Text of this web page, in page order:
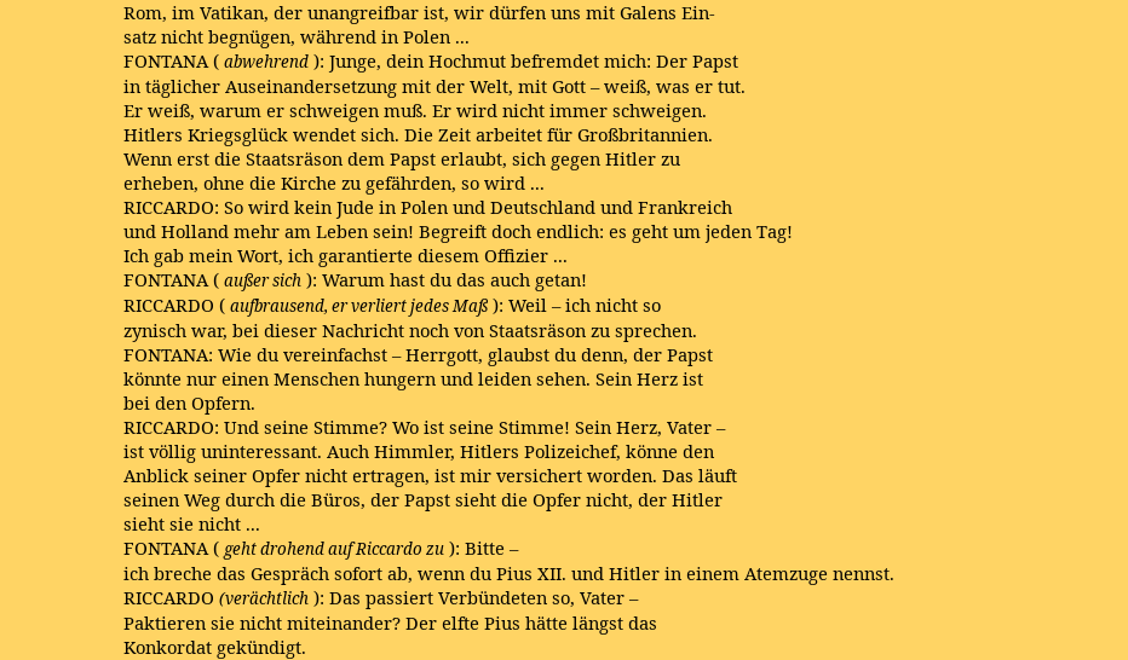
Rom, im Vatikan, der unangreifbar ist, wir dürfen uns mit Galens Ein-
satz nicht begnügen, während in Polen ...
FONTANA ( abwehrend ): Junge, dein Hochmut befremdet mich: Der Papst
in täglicher Auseinandersetzung mit der Welt, mit Gott – weiß, was er tut.
Er weiß, warum er schweigen muß. Er wird nicht immer schweigen.
Hitlers Kriegsglück wendet sich. Die Zeit arbeitet für Großbritannien.
Wenn erst die Staatsräson dem Papst erlaubt, sich gegen Hitler zu
erheben, ohne die Kirche zu gefährden, so wird ...
RICCARDO: So wird kein Jude in Polen und Deutschland und Frankreich
und Holland mehr am Leben sein! Begreift doch endlich: es geht um jeden Tag!
Ich gab mein Wort, ich garantierte diesem Offizier ...
FONTANA ( außer sich ): Warum hast du das auch getan!
RICCARDO ( aufbrausend, er verliert jedes Maß ): Weil – ich nicht so
zynisch war, bei dieser Nachricht noch von Staatsräson zu sprechen.
FONTANA: Wie du vereinfachst – Herrgott, glaubst du denn, der Papst
könnte nur einen Menschen hungern und leiden sehen. Sein Herz ist
bei den Opfern.
RICCARDO: Und seine Stimme? Wo ist seine Stimme! Sein Herz, Vater –
ist völlig uninteressant. Auch Himmler, Hitlers Polizeichef, könne den
Anblick seiner Opfer nicht ertragen, ist mir versichert worden. Das läuft
seinen Weg durch die Büros, der Papst sieht die Opfer nicht, der Hitler
sieht sie nicht ...
FONTANA ( geht drohend auf Riccardo zu ): Bitte –
ich breche das Gespräch sofort ab, wenn du Pius XII. und Hitler in einem Atemzuge nennst.
RICCARDO (verächtlich ): Das passiert Verbündeten so, Vater –
Paktieren sie nicht miteinander? Der elfte Pius hätte längst das
Konkordat gekündigt.